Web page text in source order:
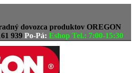
dovozca produktov OREGON
939 Po-Pá: Eshop Tel.: 7:00-15:30